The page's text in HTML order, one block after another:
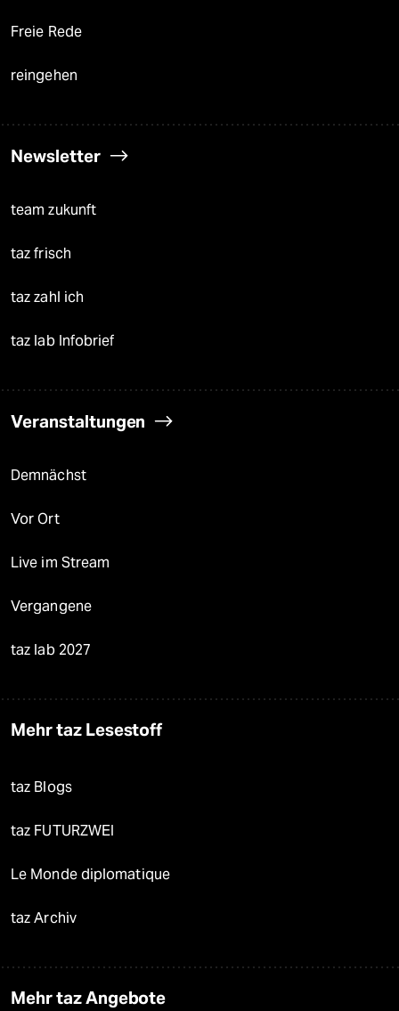
Freie Rede
reingehen
Newsletter
team zukunft
taz frisch
taz zahl ich
taz lab Infobrief
Veranstaltungen
Demnächst
Vor Ort
Live im Stream
Vergangene
taz lab 2027
Mehr taz Lesestoff
taz Blogs
taz FUTURZWEI
Le Monde diplomatique
taz Archiv
Mehr taz Angebote